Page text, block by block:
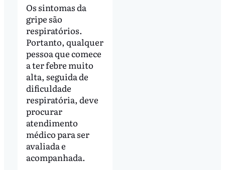
Os sintomas da
gripe são
respiratórios.
Portanto, qualquer
pessoa que comece
a ter febre muito
alta, seguida de
dificuldade
respiratória, deve
procurar
atendimento
médico para ser
avaliada e
acompanhada.